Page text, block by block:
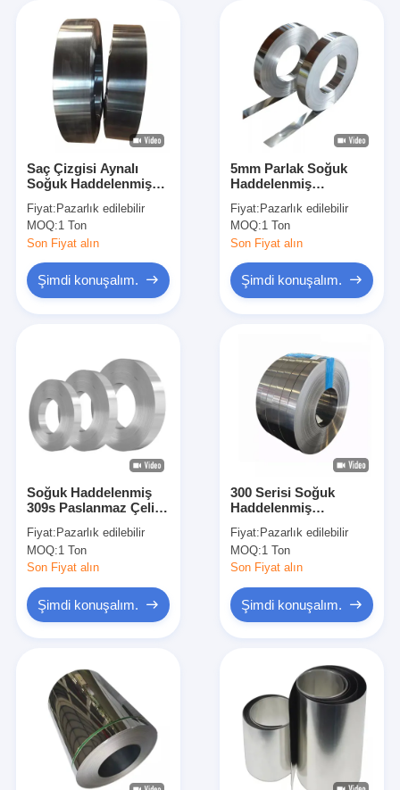
Ürün
Videolar
Hakkımızda
Saç Çizgisi Aynalı
Soğuk Haddelenmiş
Bobin 2000mm 201 304
309S 316
Fiyat: Pazarlık edilebilir
MOQ:1 Ton
Son Fiyat alın
Şimdi konuşalım.
5mm Parlak Soğuk
Haddelenmiş
8mm 316L 201 304 420
Fiyat: Pazarlık edilebilir
MOQ:1 Ton
Son Fiyat alın
Şimdi konuşalım.
Soğuk Haddelenmiş
309s Paslanmaz Çelik
304 309S 316L
Fiyat: Pazarlık edilebilir
MOQ:1 Ton
Son Fiyat alın
Şimdi konuşalım.
300 Serisi Soğuk
Haddelenmiş
Çatı Kaplama BA 301
Şerit
Fiyat: Pazarlık edilebilir
MOQ:1 Ton
Son Fiyat alın
Şimdi konuşalım.